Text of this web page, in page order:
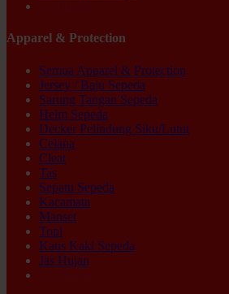
Apparel & Protection
Semua Apparel & Protection
Jersey / Baju Sepeda
Sarung Tangan Sepeda
Helm Sepeda
Decker Pelindung Siku/Lutut
Celana
Cleat
Tas
Sepatu Sepeda
Kacamata
Manset
Topi
Kaus Kaki Sepeda
Jas Hujan